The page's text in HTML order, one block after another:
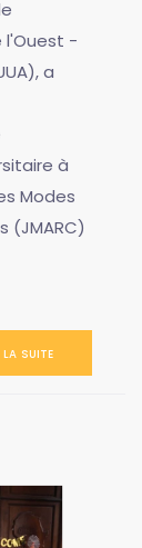
l'Ouest -
a
à
Modes
(JMARC)
la suite